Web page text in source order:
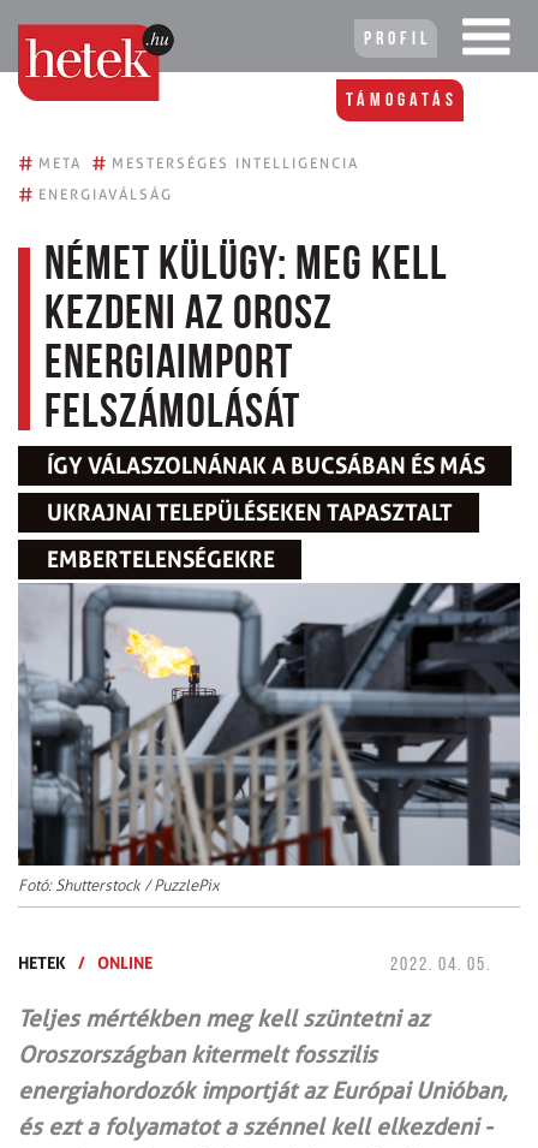
Profil
Támogatás
# META # MESTERSÉGES INTELLIGENCIA
# ENERGIAVÁLSÁG
Német külügy: meg kell
kezdeni az orosz
energiaimport
felszámolását
ÍGY VÁLASZOLNÁNAK A BUCSÁBAN ÉS MÁS
UKRAJNAI TELEPÜLÉSEKEN TAPASZTALT
EMBERTELENSÉGEKRE
Fotó: Shutterstock / PuzzlePix
HETEK / ONLINE 2022. 04. 05.
Teljes mértékben meg kell szüntetni az
Oroszországban kitermelt fosszilis
energiahordozók importját az Európai Unióban,
és ezt a folyamatot a szénnel kell elkezdeni -